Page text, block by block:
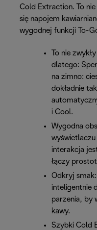
Cold Extraction. To
się napojem
wygodnej funkcji To-
To nie
dlatego:
na zimno:
dokładnie
i Cool.
Wygodna
interakcja
łączy
Odkryj
inteligentnie
parzenia, by
kawy.
Szybki Cold